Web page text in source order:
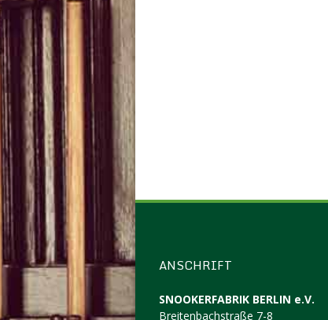
ANSCHRIFT
SNOOKERFABRIK BERLIN e.V.
Breitenbachstraße 7-8